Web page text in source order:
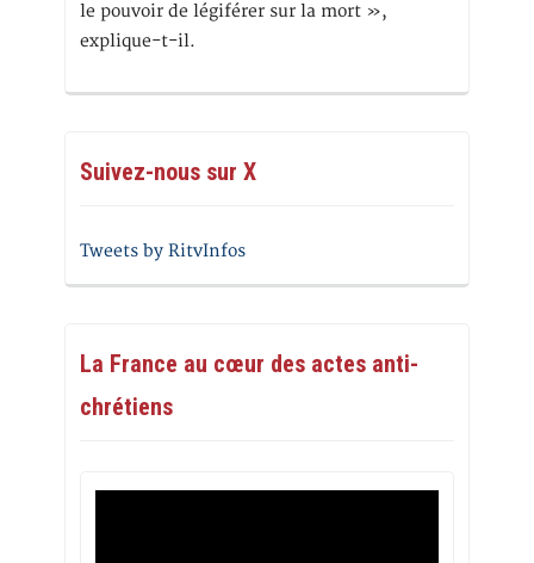
le pouvoir de légiférer sur la mort »,
explique-t-il.
Suivez-nous sur X
Tweets by RitvInfos
La France au cœur des actes anti-
chrétiens